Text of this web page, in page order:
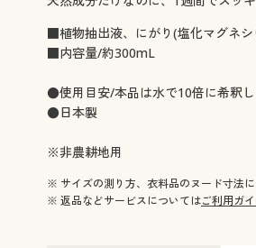
■植物抽出液、にがり(塩化マグネシ
■内容量/約300mL
●使用目安/本品は水で10倍に希釈し
●日本製
※非農耕地用
※ サイズの測り方、衣料品のヌード寸法
※ 返品などサービスについてはご利用ガ